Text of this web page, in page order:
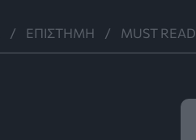
ΕΠΙΣΤΉΜΗ MUST READ